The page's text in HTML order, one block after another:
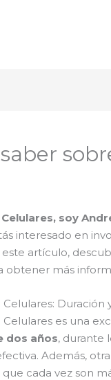
soy
interesado en
artículo,
obtener más
Duración
es una
dos años, durante
Además,
que cada vez son